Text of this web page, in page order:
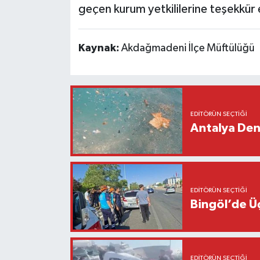
geçen kurum yetkililerine teşekkür
Kaynak: Akdağmadeni İlçe Müftülüğü
EDITÖRÜN SEÇTIĞI
Antalya
EDITÖRÜN SEÇTIĞI
Bingöl’de
EDITÖRÜN SEÇTIĞI